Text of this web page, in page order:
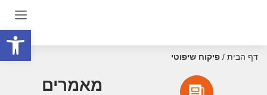
דף הבית / פיקוח שיפוטי
מאמרים
פתח